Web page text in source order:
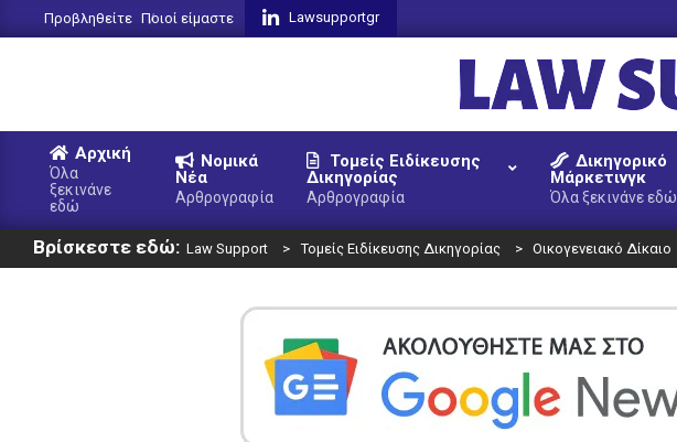
to
Προβληθείτε Ποιοί είμαστε Lawsupportgr
LAW
SUPPORT
Primary
Menu
Αρχική
Όλα
ξεκινάνε
εδώ
Νομικά
Νέα
Αρθρογραφία
Τομείς Ειδίκευσης
Δικηγορίας
Αρθρογραφία
Δικηγορικό
Μάρκετινγκ
Όλα ξεκινάνε εδώ
Βρίσκεστε εδώ: Law Support > Τομείς Ειδίκευσης Δικηγορίας > Οικογενειακό Δίκαιο